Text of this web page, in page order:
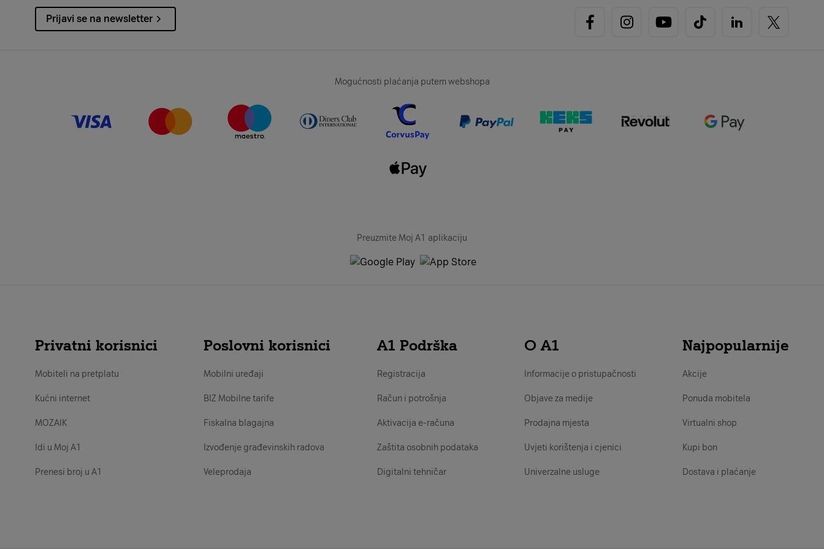
Prijavi se na newsletter
Mogućnosti plaćanja putem webshopa
Preuzmite Moj A1 aplikaciju
Privatni korisnici
Mobiteli na pretplatu
Kućni internet
MOZAIK
Idi u Moj A1
Prenesi broj u A1
Poslovni korisnici
Mobilni uređaji
BIZ Mobilne tarife
Fiskalna blagajna
Izvođenje građevinskih radova
Veleprodaja
A1 Podrška
Registracija
Račun i potrošnja
Aktivacija e-računa
Zaštita osobnih podataka
Digitalni tehničar
O A1
Informacije o pristupačnosti
Objave za medije
Prodajna mjesta
Uvjeti korištenja i cjenici
Univerzalne usluge
Najpopularnije
Akcije
Ponuda mobitela
Virtualni shop
Kupi bon
Dostava i plaćanje